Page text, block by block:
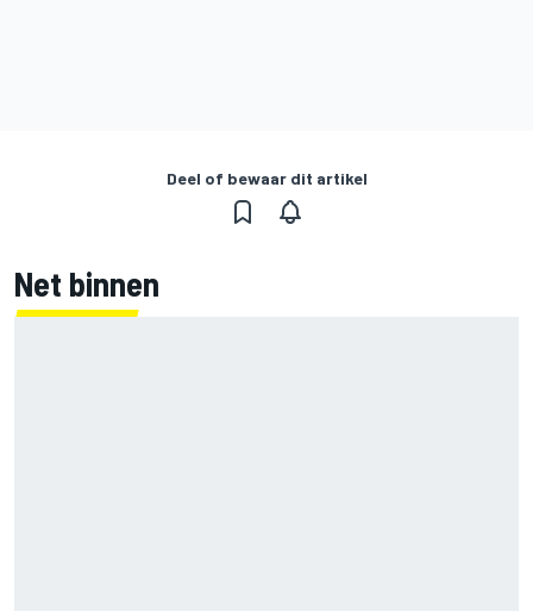
Deel of bewaar dit artikel
Net binnen